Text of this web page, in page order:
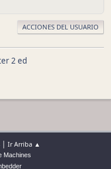
ACCIONES DEL USUARIO
| Ir Arriba ▲
Machines